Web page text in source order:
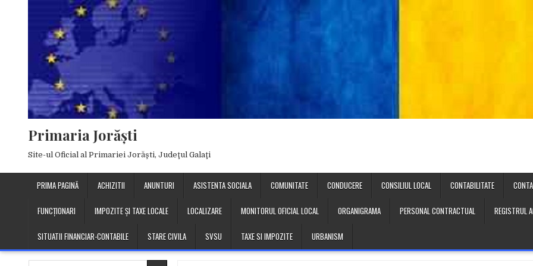
Primaria Jorăşti
Site-ul Oficial al Primariei Jorăşti, Judeţul Galaţi
PRIMA PAGINĂ ACHIZITII ANUNTURI ASISTENTA SOCIALA COMUNITATE CONDUCERE CONSILIUL LOCAL CONTABILITATE
FUNCȚIONARI IMPOZITE ȘI TAXE LOCALE LOCALIZARE MONITORUL OFICIAL LOCAL ORGANIGRAMA PERSONAL CONTRACTUAL REGISTRUL
SITUATII FINANCIAR-CONTABILE STARE CIVILA SVSU TAXE SI IMPOZITE URBANISM